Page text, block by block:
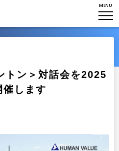
MENU
トン＞対話会を2025
します